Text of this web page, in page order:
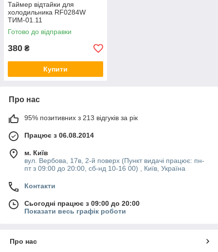
Таймер відтайки для
холодильника RF0284W
ТИМ-01.11
Готово до відправки
380 ₴
Купити
Про нас
95% позитивних з 213 відгуків за рік
Працює з 06.08.2014
м. Київ
вул. Вербова, 17в, 2-й поверх (Пункт видачі працює: пн-
пт з 09:00 до 20:00, сб-нд 10-16 00) , Київ, Україна
Контакти
Сьогодні працює з 09:00 до 20:00
Показати весь графік роботи
Про нас